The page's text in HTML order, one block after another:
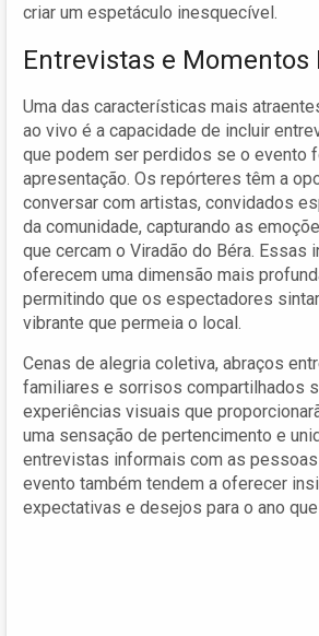
criar um espetáculo inesquecível.
Entrevistas e Momentos
Uma das características mais
ao vivo é a capacidade de incluir
que podem ser perdidos se o evento
apresentação. Os repórteres têm a
conversar com artistas, convidados
da comunidade, capturando as
que cercam o Viradão do Béra. Essas
oferecem uma dimensão mais
permitindo que os espectadores
vibrante que permeia o local.
Cenas de alegria coletiva, abraços
familiares e sorrisos compartilhados
experiências visuais que
uma sensação de pertencimento e
entrevistas informais com as
evento também tendem a oferecer
expectativas e desejos para o ano